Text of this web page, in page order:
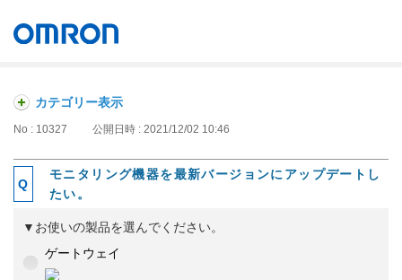
カテゴリー表示
No : 10327 公開日時 : 2021/12/02 10:46
モニタリング機器を最新バージョンにアップデートし
たい。
▼お使いの製品を選んでください。
ゲートウェイ